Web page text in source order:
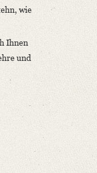
wie
Ihnen
und